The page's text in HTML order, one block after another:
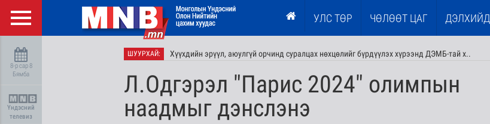
УЛС ТӨР ЧӨЛӨӨТ ЦАГ ДЭЛХИЙД
8-р сар 8
Бямба
Үндэсний
телевиз
ШУУРХАЙ: Хүүхдийн эрүүл, аюулгүй орчинд суралцах нөхцөлийг бүрдүүлэх хүрээнд ДЭМБ-тай х..
Л.Одгэрэл "Парис 2024" олимпын
наадмыг дэнслэнэ